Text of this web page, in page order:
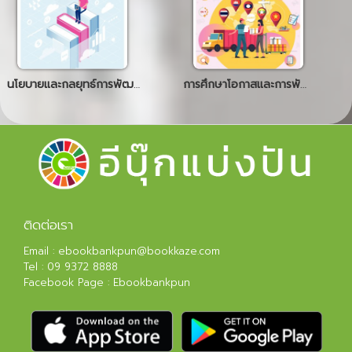
นโยบายและกลยุทธ์การพัฒนาเยาวชน ตามกรอบนโยบายความเป็นผู้ประกอบการของ UNCTAD การศึกษาโอกาสและการพัฒนาสิ่งอำนวยความสะดวกทางการค้า (TRADE FACILITATION) ในกลุ่มประเทศ CLMVT (กัมพูชา สปป.ลาว เมียนมา เวียดนาม และไทย)
ติดต่อเรา
Email : ebookbankpun@bookkaze.com
Tel : 09 9372 8888
Facebook Page : Ebookbankpun